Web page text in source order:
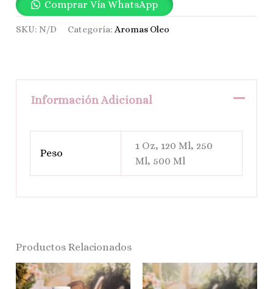
Comprar Vía WhatsApp
SKU: N/D Categoría:Aromas Oleo
Información Adicional
Peso
1 Oz, 120 Ml, 250
Ml, 500 Ml
Productos Relacionados
Price
Range:
$ 10.000
Price
Range:
$ 9.500
Este
Price
Range:
$ 10.000
Price
Range:
$ 9.500
Este